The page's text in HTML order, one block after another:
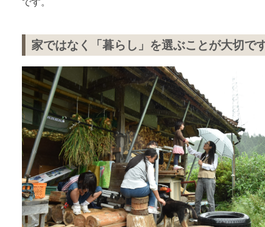
です。
家ではなく「暮らし」を選ぶことが大切で